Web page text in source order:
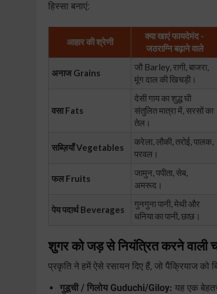
हिस्सा बनाएं:
आहार की श्रेणी
क्या खाएं फायदेमंद -
जठराग्नि बढ़ाने वाले
अनाज Grains
जौ Barley, रागी, बाजरा,
मूंग दाल की खिचड़ी।
वसा Fats
देसी गाय का शुद्ध घी
संतुलित मात्रा में, सरसों का
तेल।
सब्ज़ियाँ Vegetables
करेला, लौकी, तरोई, पालक,
परवल।
फल Fruits
जामुन, पपीता, सेब,
अमरूद।
पेय पदार्थ Beverages
गुनगुना पानी, मेथी और
धनिया का पानी, छाछ।
शुगर को जड़ से नियंत्रित करने वाली
प्रकृति ने हमें ऐसे रसायन दिए हैं, जो पैंक्रियाज
गुडूची / गिलोय Guduchi/Giloy: यह एक